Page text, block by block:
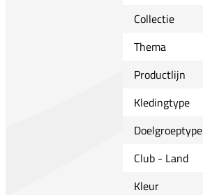
Collectie
Thema
Productlijn
Kledingtype
Doelgroeptype
Club - Land
Kleur